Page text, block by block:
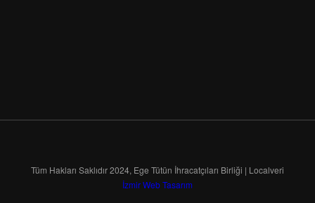
Tüm Hakları Saklıdır 2024, Ege Tütün İhracatçıları Birliği | Localveri
İzmir Web Tasarım